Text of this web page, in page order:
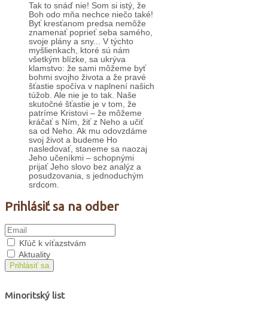
Tak to snáď nie! Som si istý, že
Boh odo mňa nechce niečo také!
Byť kresťanom predsa nemôže
znamenať poprieť seba samého,
svoje plány a sny... V týchto
myšlienkach, ktoré sú nám
všetkým blízke, sa ukrýva
klamstvo: že sami môžeme byť
bohmi svojho života a že pravé
šťastie spočíva v naplnení našich
túžob. Ale nie je to tak. Naše
skutočné šťastie je v tom, že
patríme Kristovi – že môžeme
kráčať s Ním, žiť z Neho a učiť
sa od Neho. Ak mu odovzdáme
svoj život a budeme Ho
nasledovať, staneme sa naozaj
Jeho učeníkmi – schopnými
prijať Jeho slovo bez analýz a
posudzovania, s jednoduchým
srdcom.
Prihlásiť sa na odber
Kľúč k víťazstvám
Aktuality
Prihlásiť sa
Minoritský list